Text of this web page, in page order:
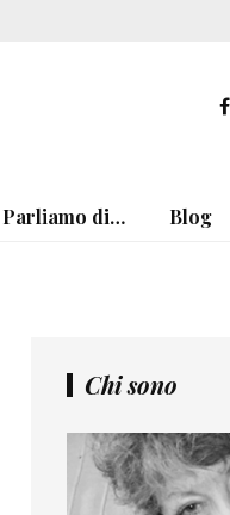
Parliamo di… Blog
Chi sono